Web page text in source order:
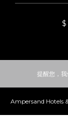
$
提醒您，我
Ampersand Hotels